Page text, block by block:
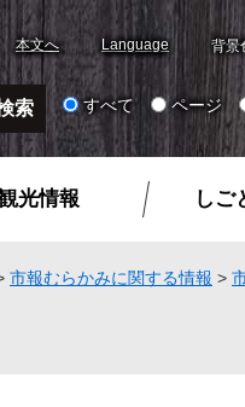
本文へ Language 背景
すべて ページ
光情報 しご
市報むらかみに関する情報 >